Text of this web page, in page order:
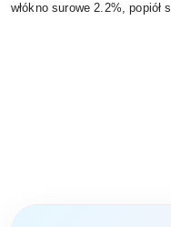
włókno surowe 2.2%,